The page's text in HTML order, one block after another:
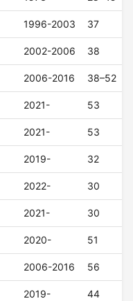
1996-2003 37
2002-2006 38
2006-2016 38–52
2021- 53
2021- 53
2019- 32
2022- 30
2021- 30
2020- 51
2006-2016 56
2019- 44